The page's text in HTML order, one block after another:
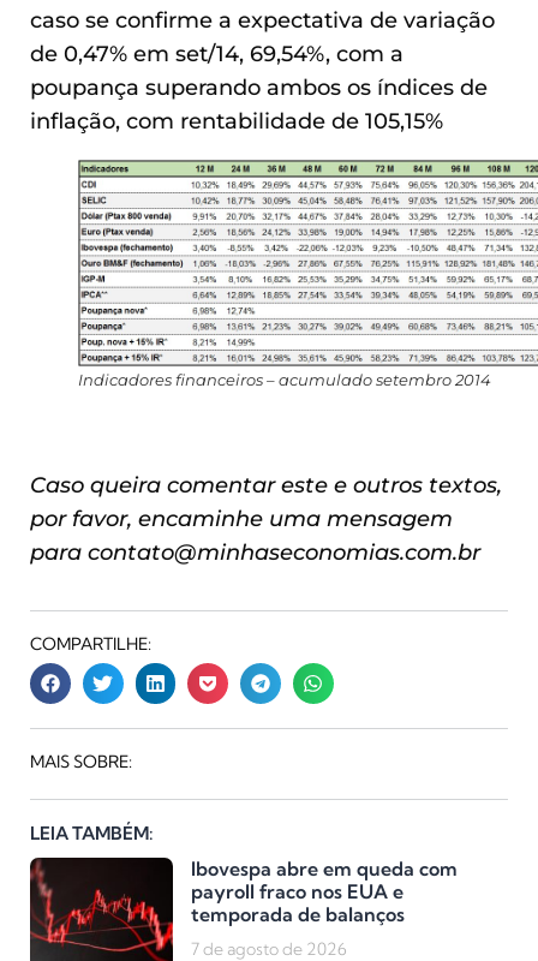
caso se confirme a expectativa de variação
de 0,47% em set/14, 69,54%, com a
poupança superando ambos os índices de
inflação, com rentabilidade de 105,15%
Indicadores financeiros – acumulado setembro 2014
Caso queira comentar este e outros textos,
por favor, encaminhe uma mensagem
para contato@minhaseconomias.com.br
COMPARTILHE:
MAIS SOBRE:
LEIA TAMBÉM:
Ibovespa abre em queda com
payroll fraco nos EUA e
temporada de balanços
7 de agosto de 2026